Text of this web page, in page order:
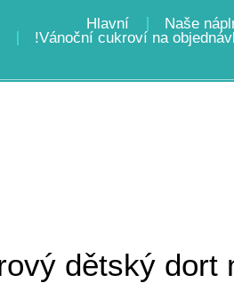
Hlavní Naše
!Vánoční cukroví na
dětský dort